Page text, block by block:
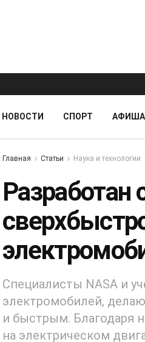
НОВОСТИ СПОРТ АФИША
Главная Статьи Наука и технологии
Разработан
Специалисты NASA и
электромобилей,
и быстрым. Благодаря
на электрическом